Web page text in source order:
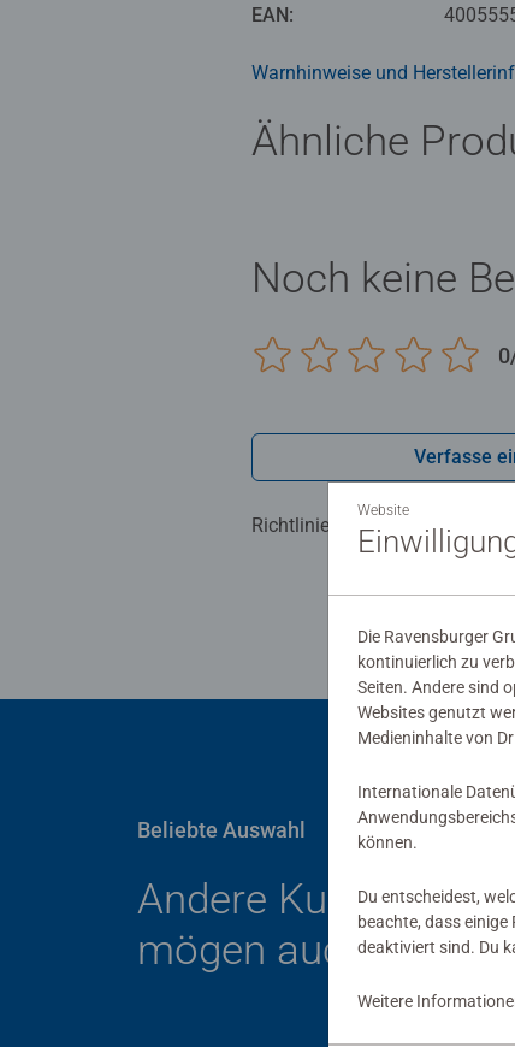
EAN:
Warnhinweise und
Ähnliche
Noch keine
Verfasse
Richtlinien für Bewertungen
Beliebte Auswahl
Andere Kunden
mögen auch
Website
Die Ravensburger
kontinuierlich zu
Seiten. Andere sind
Websites genutzt
Medieninhalte von
Internationale
können.
Du entscheidest,
beachte, dass
deaktiviert sind. Du
Weitere